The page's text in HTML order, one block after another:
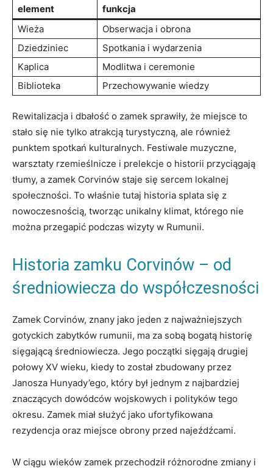
element
funkcja
Wieża
Obserwacja i obrona
Dziedziniec
Spotkania i wydarzenia
Kaplica
Modlitwa i ceremonie
Biblioteka
Przechowywanie wiedzy
Rewitalizacja i dbałość o zamek sprawiły, że miejsce to
stało się nie tylko atrakcją turystyczną, ale również
punktem spotkań kulturalnych. Festiwale muzyczne,
warsztaty rzemieślnicze i prelekcje o historii przyciągają
tłumy, a zamek Corvinów staje się sercem lokalnej
społeczności. To właśnie tutaj historia splata się z
nowoczesnością, tworząc unikalny klimat, którego nie
można przegapić podczas wizyty w Rumunii.
Historia zamku Corvinów – od
średniowiecza do współczesności
Zamek Corvinów, znany jako jeden z najważniejszych
gotyckich zabytków rumunii, ma za sobą bogatą historię
sięgającą średniowiecza. Jego początki sięgają drugiej
połowy XV wieku, kiedy to został zbudowany przez
Janosza Hunyady’ego, który był jednym z najbardziej
znaczących dowódców wojskowych i polityków tego
okresu. Zamek miał służyć jako ufortyfikowana
rezydencja oraz miejsce obrony przed najeźdźcami.
W ciągu wieków zamek przechodził różnorodne zmiany i